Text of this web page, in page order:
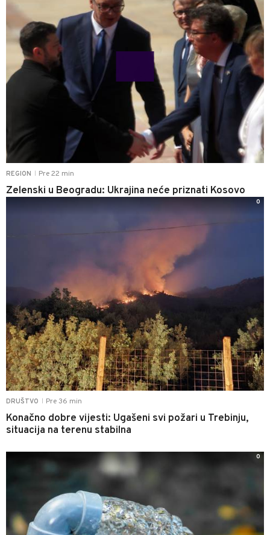
REGION Pre 22 min
Zelenski u Beogradu: Ukrajina neće priznati Kosovo
DRUŠTVO Pre 36 min
Konačno dobre vijesti: Ugašeni svi požari u Trebinju,
situacija na terenu stabilna
0
0